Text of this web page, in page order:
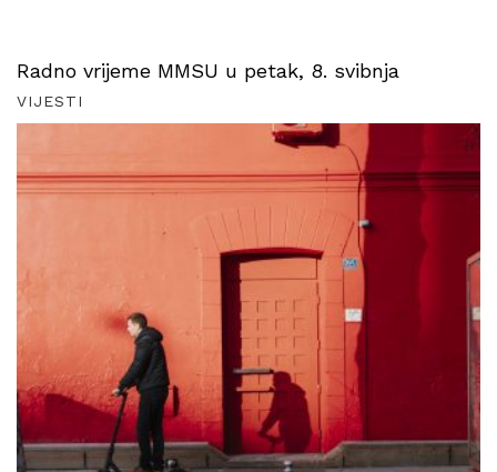
Radno vrijeme MMSU u petak, 8. svibnja
VIJESTI